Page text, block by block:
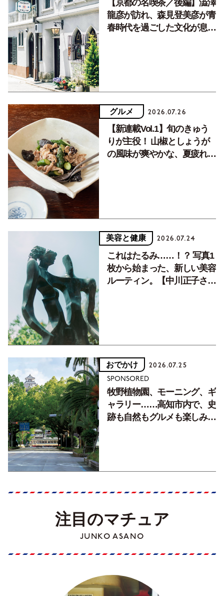
【京都の名喫茶／後編】澁澤
龍彦が訪れ、森見登美彦が青
春時代を過ごした文化が息づ
グルメ 2026.07.26
【新連載Vol.1】旬のきゅう
りが主役！ 山椒としょうが
の風味が爽やかな、夏疲れを
美容と健康 2026.07.24
これはたるみ……！？ 写真1
枚から始まった、新しい美容
ルーティン。【中川正子さん
おでかけ 2026.07.25
SPONSORED
牧野植物園、モーニング、ギ
ャラリー……高知市内で、史
跡も自然もグルメも楽しみ尽
注目のマチュア
JUNKO ASANO